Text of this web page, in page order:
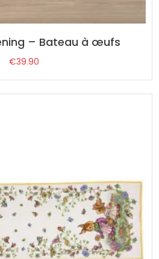
– Bateau à œufs
€39.90